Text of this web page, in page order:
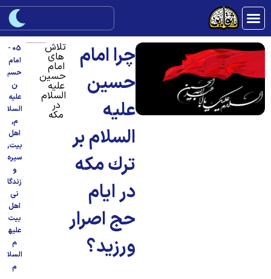
چرا امام
حسین
عليه
السلام بر
ترك مكه
در ايام
حج اصرار
ورزيد؟
تلاش
های
امام
حسین
علیه
السلام
در
مکه
05 -
امام
حسی
علیه
السلا
اهل
بیت,
سیره
زندگا
اهل
بیت
علیه
السلا